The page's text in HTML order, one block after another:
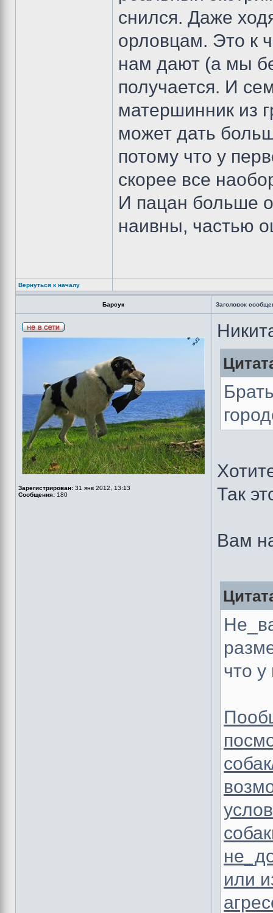
снился. Даже
орловцам. Это к
нам дают (а мы
получается. И
матершинник из
может дать
потому что у
скорее все
И пацан больше
наивны, частью
Вернуться к началу
Барсук Заголовок
Зарегистрирован: 31 янв 2012, 13:13
Сообщения: 180
Так
Вам
что
или